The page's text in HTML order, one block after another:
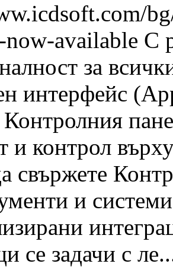
now-available С
за
интерфейс
и контрол
свържете
и
се задачи с